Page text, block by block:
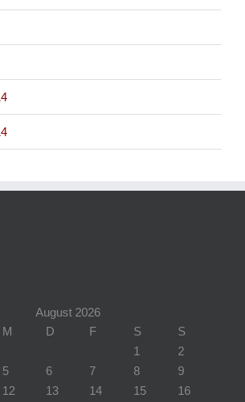
August 2026
M D F S
S
1
2
5 6 7 8
9
12 13 14 15
16